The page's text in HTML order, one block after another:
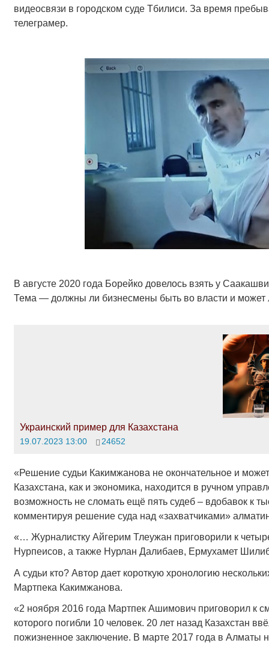
видеосвязи в городском суде Тбилиси. За время
телеграмер.
В августе 2020 года Борейко довелось взять у
Тема — должны ли бизнесмены быть во власти и может
Украинский пример для Казахстана
19.07.2023 13:00 24652
«Решение судьи Какимжанова не окончательное и
Казахстана, как и экономика, находится в ручном
возможность не сломать ещё пять судеб – вдобавок к
комментируя решение суда над «захватчиками»
«… Журналистку Айгерим Тлеужан приговорили к
Нурпеисов, а также Нурлан Далибаев, Ермухамет
А судьи кто? Автор дает короткую хронологию
Мартпека Какимжанова.
«2 ноября 2016 года Мартпек Ашимович приговорил к
которого погибли 10 человек. 20 лет назад Казахстан
пожизненное заключение. В марте 2017 года в Алматы